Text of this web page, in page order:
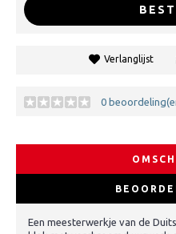
Verlanglijst
0
Een meesterwerkje van de